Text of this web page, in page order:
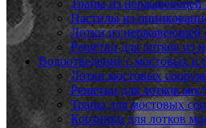
Трапы из нержавеющей
Настилы из
Лотки из нержавеющей
Решётки для лотков из
Водоотведение с мостовых и
Лотки мостовых
Решетки для лотков
Трапы для мостовых
Корзинки для лотков